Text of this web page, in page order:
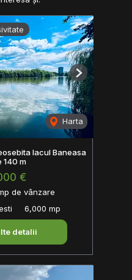
Harta
Next
lacul Baneasa
140 m
€
de vânzare
6,000 mp
detalii